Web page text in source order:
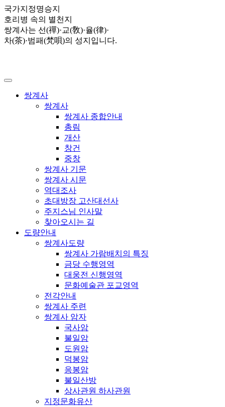
국가지정명승지
호리병 속의 별천지
쌍계사는 선(禪)·교(敎)·율(律)·
차(茶)·범패(梵唄)의 성지입니다.
쌍계사
쌍계사
쌍계사 종합안내
총림
개산
창건
중창
쌍계사 기문
쌍계사 시문
역대조사
초대방장 고산대선사
주지스님 인사말
찾아오시는 길
도량안내
쌍계사도량
쌍계사 가람배치의 특징
금당 수행영역
대웅전 신행영역
문화예술관 포교영역
전각안내
쌍계사 주련
쌍계사 암자
국사암
불일암
도원암
덕봉암
응봉암
불일산방
상사관원 하사관원
지정문화유산